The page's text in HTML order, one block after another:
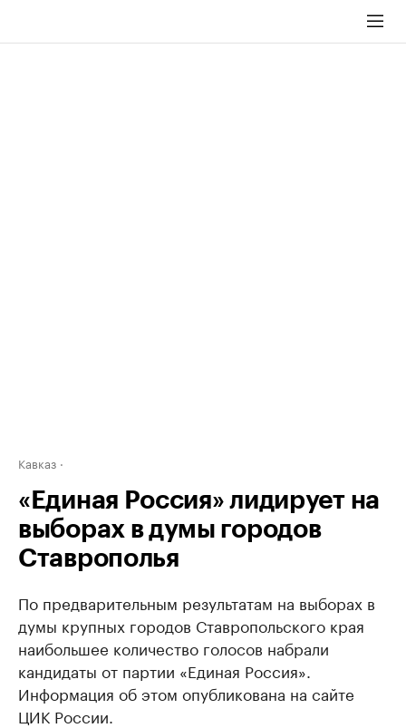
Кавказ
«Единая Россия» лидирует на
выборах в думы городов
Ставрополья
По предварительным результатам на выборах в
думы крупных городов Ставропольского края
наибольшее количество голосов набрали
кандидаты от партии «Единая Россия».
Информация об этом опубликована на сайте
ЦИК России.